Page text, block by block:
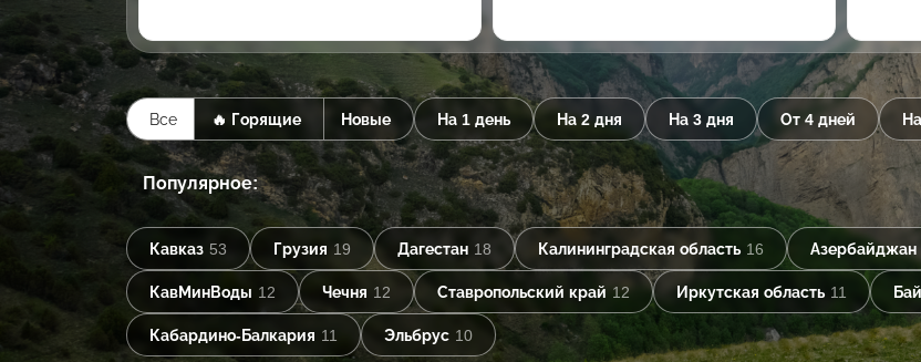
Все 🔥 Горящие Новые На 1 день На 2 дня На 3 дня От 4 дней
Популярное:
Кавказ 53 Грузия 19 Дагестан 18 Калининградская область 16 Азербайджан
КавМинВоды 12 Чечня 12 Ставропольский край 12 Иркутская область 11
Кабардино-Балкария 11 Эльбрус 10